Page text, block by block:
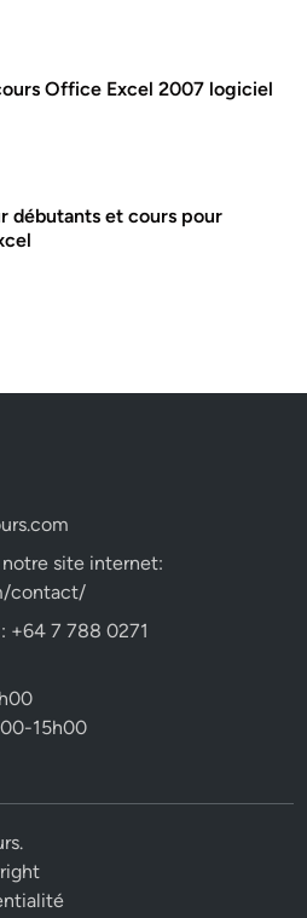
Office Excel 2007 logiciel
débutants et cours pour
site internet:
contact/
+64 7 788 0271
15h00
.